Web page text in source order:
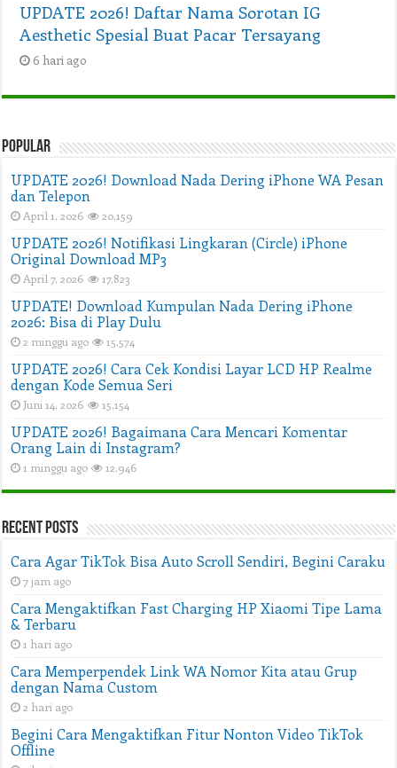
UPDATE 2026! Daftar Nama Sorotan IG
Aesthetic Spesial Buat Pacar Tersayang
6 hari ago
Popular
UPDATE 2026! Download Nada Dering iPhone WA Pesan
dan Telepon
April 1, 2026 20,159
UPDATE 2026! Notifikasi Lingkaran (Circle) iPhone
Original Download MP3
April 7, 2026 17,823
UPDATE! Download Kumpulan Nada Dering iPhone
2026: Bisa di Play Dulu
2 minggu ago 15,574
UPDATE 2026! Cara Cek Kondisi Layar LCD HP Realme
dengan Kode Semua Seri
Juni 14, 2026 15,154
UPDATE 2026! Bagaimana Cara Mencari Komentar
Orang Lain di Instagram?
1 minggu ago 12,946
Recent Posts
Cara Agar TikTok Bisa Auto Scroll Sendiri, Begini Caraku
7 jam ago
Cara Mengaktifkan Fast Charging HP Xiaomi Tipe Lama
& Terbaru
1 hari ago
Cara Memperpendek Link WA Nomor Kita atau Grup
dengan Nama Custom
2 hari ago
Begini Cara Mengaktifkan Fitur Nonton Video TikTok
Offline